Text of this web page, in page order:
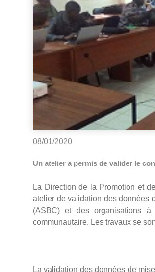
08/01/2020
Un atelier a permis de valider le
La Direction de la Promotion et
atelier de validation des données
(ASBC) et des organisations
communautaire. Les travaux se
La validation des données de